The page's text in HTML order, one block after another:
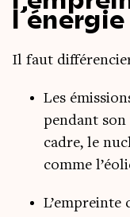
Il faut
Les
pen­dant
cadre, le
comme